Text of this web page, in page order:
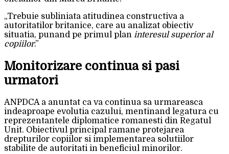
„Trebuie subliniata atitudinea constructiva a
autoritatilor britanice, care au analizat obiectiv
situatia, punand pe primul plan interesul superior al
copiilor.”
Monitorizare continua si pasi
urmatori
ANPDCA a anuntat ca va continua sa urmareasca
indeaproape evolutia cazului, mentinand legatura cu
reprezentantele diplomatice romanesti din Regatul
Unit. Obiectivul principal ramane protejarea
drepturilor copiilor si implementarea solutiilor
stabilite de autoritati in beneficiul minorilor.